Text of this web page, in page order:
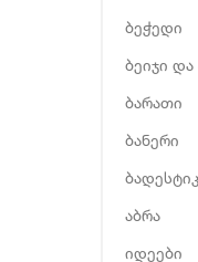
ბეჭედი
ბეიჯი და
ბარათი
ბანერი
აბრა
იდეები